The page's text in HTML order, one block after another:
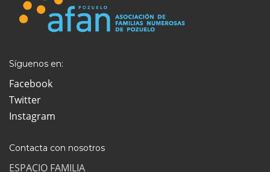
Síguenos en:
Facebook
Twitter
Instagram
Contacta con nosotros
ESPACIO FAMILIA